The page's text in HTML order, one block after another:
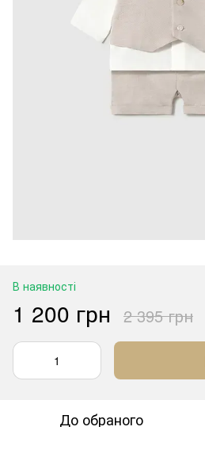
В наявності
1 200 грн 2 395 грн
До обраного